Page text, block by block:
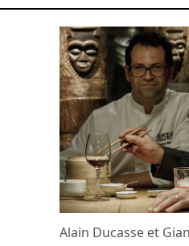
Alain Ducasse et